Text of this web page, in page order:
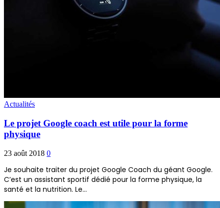
Actualités
Le projet Google coach est utile pour la forme
physique
23 août 2018 0
Je souhaite traiter du projet Google Coach du géant Google.
C’est un assistant sportif dédié pour la forme physique, la
santé et la nutrition. Le…